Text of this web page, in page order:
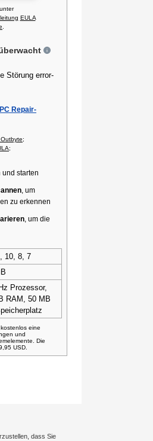
EULA
Störung error-
Repair-
;
;
starten
, um
zu erkennen
, um die
10, 8, 7
Prozessor,
RAM, 50 MB
eine
und
Die
USD.
dass Sie